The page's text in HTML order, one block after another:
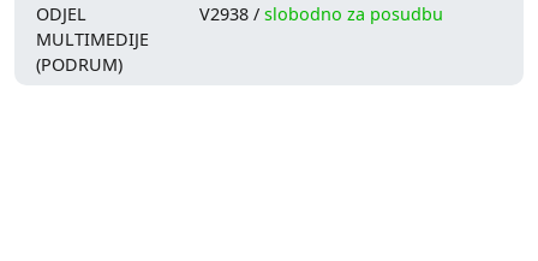
ODJEL
MULTIMEDIJE
(PODRUM)
V2938 /slobodno za posudbu